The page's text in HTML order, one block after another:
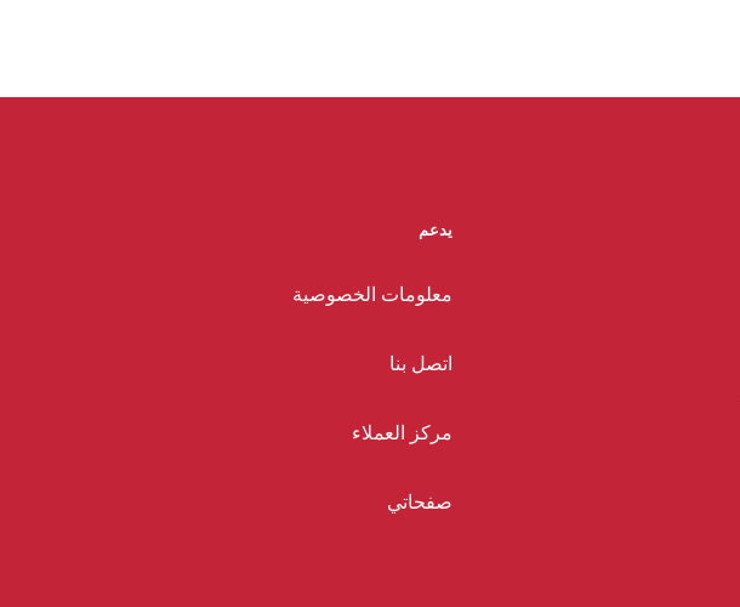
يدعم
معلومات الخصوصية
اتصل بنا
مركز العملاء
صفحاتي